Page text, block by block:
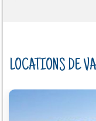
LOCATIONS DE